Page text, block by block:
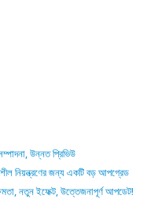
উন্নত প্রিভিউ
নিয়ন্ত্রণের জন্য একটি বড় আপগ্রেড
নতুন ইফেক্ট, উত্তেজনাপূর্ণ আপডেট!